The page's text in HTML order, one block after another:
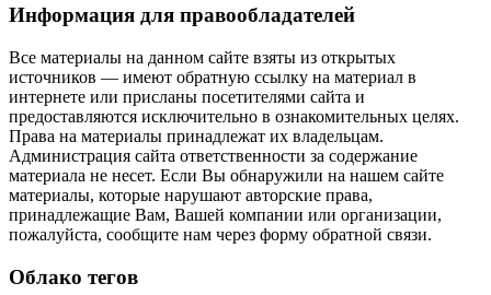
Информация для правообладателей
Все материалы на данном сайте взяты из открытых
источников — имеют обратную ссылку на материал в
интернете или присланы посетителями сайта и
предоставляются исключительно в ознакомительных целях.
Права на материалы принадлежат их владельцам.
Администрация сайта ответственности за содержание
материала не несет. Если Вы обнаружили на нашем сайте
материалы, которые нарушают авторские права,
принадлежащие Вам, Вашей компании или организации,
пожалуйста, сообщите нам через форму обратной связи.
Облако тегов